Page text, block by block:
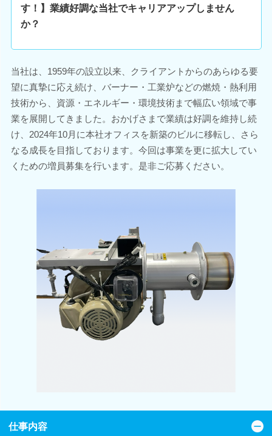
す！】業績好調な当社でキャリアアップしません
か？
当社は、1959年の設立以来、クライアントからのあらゆる要
望に真摯に応え続け、バーナー・工業炉などの燃焼・熱利用
技術から、資源・エネルギー・環境技術まで幅広い領域で事
業を展開してきました。おかげさまで業績は好調を維持し続
け、2024年10月に本社オフィスを新築のビルに移転し、さら
なる成長を目指しております。今回は事業を更に拡大してい
くための増員募集を行います。是非ご応募ください。
仕事内容